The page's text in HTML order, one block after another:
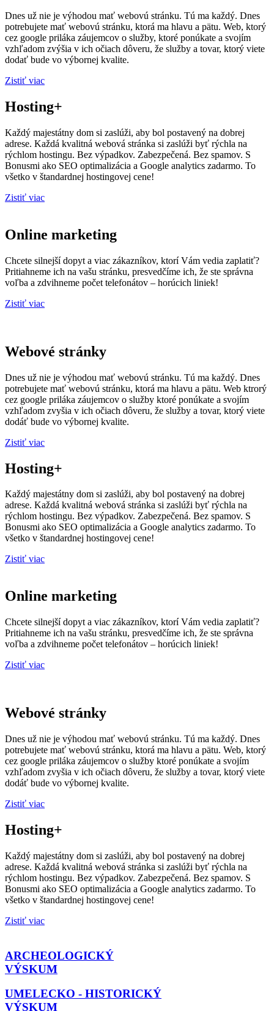
Dnes už nie je výhodou mať webovú stránku. Tú ma každý. Dnes
potrebujete mať webovú stránku, ktorá ma hlavu a pätu. Web, ktorý
cez google priláka záujemcov o služby, ktoré ponúkate a svojím
vzhľadom zvýšia v ich očiach dôveru, že služby a tovar, ktorý viete
dodať bude vo výbornej kvalite.
Zistiť viac
Hosting+
Každý majestátny dom si zaslúži, aby bol postavený na dobrej
adrese. Každá kvalitná webová stránka si zaslúži byť rýchla na
rýchlom hostingu. Bez výpadkov. Zabezpečená. Bez spamov. S
Bonusmi ako SEO optimalizácia a Google analytics zadarmo. To
všetko v štandardnej hostingovej cene!
Zistiť viac
Online marketing
Chcete silnejší dopyt a viac zákazníkov, ktorí Vám vedia zaplatiť?
Pritiahneme ich na vašu stránku, presvedčíme ich, že ste správna
voľba a zdvihneme počet telefonátov – horúcich liniek!
Zistiť viac
Webové stránky
Dnes už nie je výhodou mať webovú stránku. Tú ma každý. Dnes
potrebujete mať webovú stránku, ktorá ma hlavu a pätu. Web ktrorý
cez google priláka záujemcov o služby ktoré ponúkate a svojím
vzhľadom zvyšia v ich očiach dôveru, že služby a tovar, ktorý viete
dodáť bude vo výbornej kvalite.
Zistiť viac
Hosting+
Každý majestátny dom si zaslúži, aby bol postavený na dobrej
adrese. Každá kvalitná webová stránka si zaslúži byť rýchla na
rýchlom hostingu. Bez výpadkov. Zabezpečená. Bez spamov. S
Bonusmi ako SEO optimalizácia a Google analytics zadarmo. To
všetko v štandardnej hostingovej cene!
Zistiť viac
Online marketing
Chcete silnejší dopyt a viac zákazníkov, ktorí Vám vedia zaplatiť?
Pritiahneme ich na vašu stránku, presvedčíme ich, že ste správna
voľba a zdvihneme počet telefonátov – horúcich liniek!
Zistiť viac
Webové stránky
Dnes už nie je výhodou mať webovú stránku. Tú ma každý. Dnes
potrebujete mať webovú stránku, ktorá ma hlavu a pätu. Web, ktorý
cez google priláka záujemcov o služby ktoré ponúkate a svojím
vzhľadom zvyšia v ich očiach dôveru, že služby a tovar, ktorý viete
dodáť bude vo výbornej kvalite.
Zistiť viac
Hosting+
Každý majestátny dom si zaslúži, aby bol postavený na dobrej
adrese. Každá kvalitná webová stránka si zaslúži byť rýchla na
rýchlom hostingu. Bez výpadkov. Zabezpečená. Bez spamov. S
Bonusmi ako SEO optimalizácia a Google analytics zadarmo. To
všetko v štandardnej hostingovej cene!
Zistiť viac
ARCHEOLOGICKÝ
VÝSKUM
UMELECKO - HISTORICKÝ
VÝSKUM